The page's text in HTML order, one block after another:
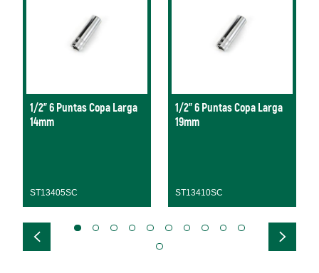
1/2" 6 Puntas Copa Larga
14mm
ST13405SC
1/2" 6 Puntas Copa Larga
19mm
ST13410SC